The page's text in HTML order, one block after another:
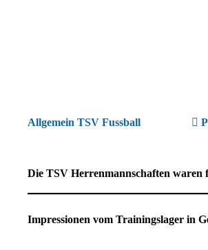
Allgemein TSV Fussball
Die TSV Herrenmannschaften waren
Impressionen vom Trainingslager in